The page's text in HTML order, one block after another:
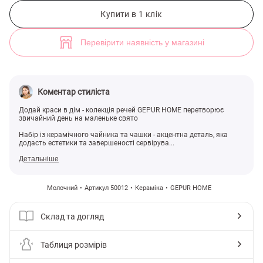
Купити в 1 клік
Перевірити наявність у магазині
Коментар стиліста
Додай краси в дім - колекція речей GEPUR HOME перетворює
звичайний день на маленьке свято
Набір із керамічного чайника та чашки - акцентна деталь, яка
додасть естетики та завершеності сервірува...
Детальніше
Молочний Артикул 50012 Кераміка GEPUR HOME
Склад та догляд
Таблиця розмірів
Керамічний набір із чайника та чашки з квітковим декором (арт.